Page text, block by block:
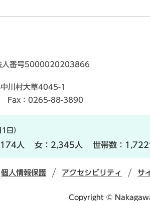
人番号5000020203866
川村大草4045-1
Fax：0265-88-3890
日）
人 女： 2,345人 世帯数： 1,722
個人情報保護 アクセシビリティ サ
Copyright ©